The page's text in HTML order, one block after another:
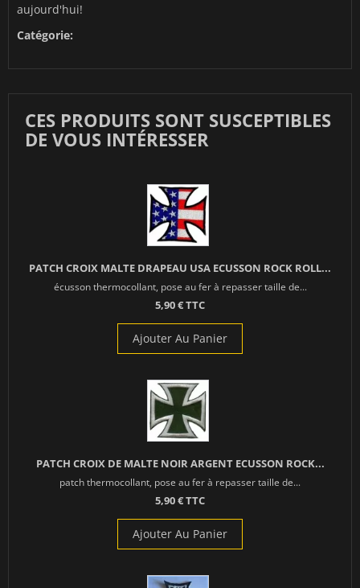
aujourd'hui!
Catégorie:
CES PRODUITS SONT SUSCEPTIBLES
DE VOUS INTÉRESSER
PATCH CROIX MALTE DRAPEAU USA ECUSSON ROCK ROLL...
écusson thermocollant, pose au fer à repasser taille de...
5,90 € TTC
Ajouter Au Panier
PATCH CROIX DE MALTE NOIR ARGENT ECUSSON ROCK...
patch thermocollant, pose au fer à repasser taille de...
5,90 € TTC
Ajouter Au Panier